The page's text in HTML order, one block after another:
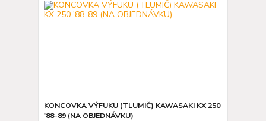
KONCOVKA VÝFUKU (TLUMIČ) KAWASAKI KX 250
'88-89 (NA OBJEDNÁVKU)